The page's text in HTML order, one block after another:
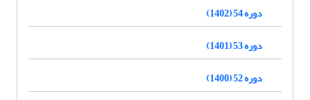
دوره 54 (1402)
دوره 53 (1401)
دوره 52 (1400)